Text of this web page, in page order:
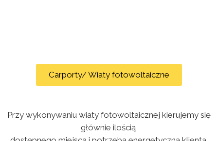
Przy wykonywaniu wiaty fotowoltaicznej kierujemy się
głównie ilością
Carporty/ Wiaty fotowoltaiczne